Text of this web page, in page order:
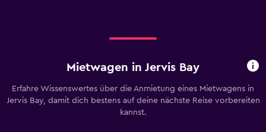
Mietwagen in Jervis Bay
Erfahre Wissenswertes über die Anmietung eines Mietwagens in
Jervis Bay, damit dich bestens auf deine nächste Reise vorbereiten
kannst.